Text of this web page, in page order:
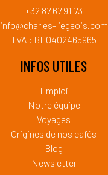
+32 87 67 91 73
info@charles-liegeois.com
TVA : BE0402465965
INFOS UTILES
Emploi
Notre équipe
Voyages
Origines de nos cafés
Blog
Newsletter